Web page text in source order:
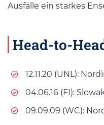
Ausfälle ein starkes
Head-to-
12.11.20 (UNL):
04.06.16 (FI):
09.09.09 (WC):